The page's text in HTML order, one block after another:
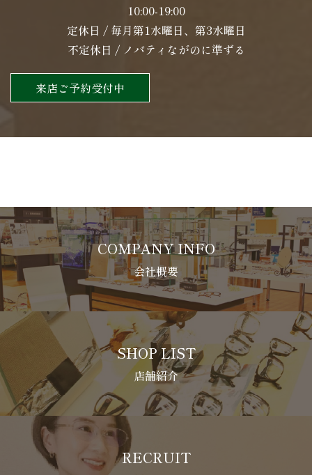
10:00-19:00
定休日 / 毎月第1水曜日、第3水曜日
不定休日 / ノバティながのに準ずる
来店ご予約受付中
COMPANY INFO
会社概要
SHOP LIST
店舗紹介
RECRUIT